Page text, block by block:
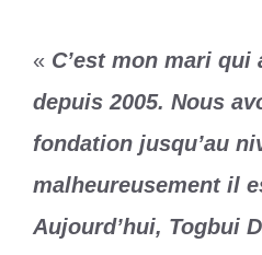
« C’est mon mari
depuis 2005. Nous
fondation jusqu’au
malheureusement il
Aujourd’hui, Togbui